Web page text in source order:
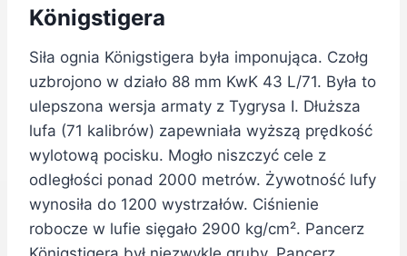
Königstigera
Siła ognia Königstigera była imponująca. Czołg
uzbrojono w działo 88 mm KwK 43 L/71. Była to
ulepszona wersja armaty z Tygrysa I. Dłuższa
lufa (71 kalibrów) zapewniała wyższą prędkość
wylotową pocisku. Mogło niszczyć cele z
odległości ponad 2000 metrów. Żywotność lufy
wynosiła do 1200 wystrzałów. Ciśnienie
robocze w lufie sięgało 2900 kg/cm². Pancerz